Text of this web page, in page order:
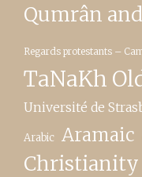
Qumrân
Regards protestants –
TaNaKh
Université de
Arabic Aramaic
Christianity